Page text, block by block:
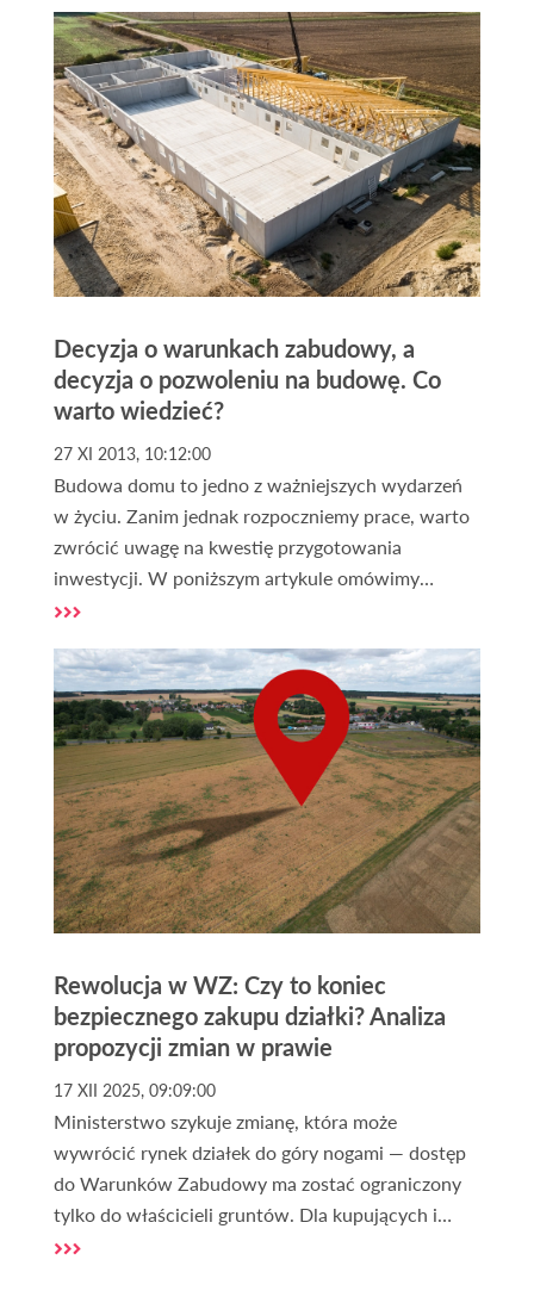
interpretację prawa w sporach z
przedsiębiorstwami przesyłowymi. To orzeczenie
otwiera szeroko drzwi do uzyskania
wynagrodzenia za bezumowne korzystanie z
nieruchomości i ustanowienia odpłatnej
służebności przesyłu.
Decyzja o warunkach zabudowy, a
decyzja o pozwoleniu na budowę. Co
warto wiedzieć?
27 XI 2013, 10:12:00
Budowa domu to jedno z ważniejszych wydarzeń
w życiu. Zanim jednak rozpoczniemy prace, warto
zwrócić uwagę na kwestię przygotowania
inwestycji. W poniższym artykule omówimy
najważniejsze aspekty związane z tym tematem.
Rewolucja w WZ: Czy to koniec
bezpiecznego zakupu działki? Analiza
propozycji zmian w prawie
17 XII 2025, 09:09:00
Ministerstwo szykuje zmianę, która może
wywrócić rynek działek do góry nogami — dostęp
do Warunków Zabudowy ma zostać ograniczony
tylko do właścicieli gruntów. Dla kupujących i
inwestorów oznacza to nowe ryzyka, droższe